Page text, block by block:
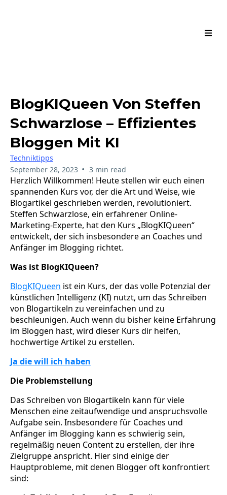
BlogKIQueen Von Steffen
Schwarzlose – Effizientes
Bloggen Mit KI
Techniktipps
September 28, 2023 • 3 min read
Herzlich Willkommen! Heute stellen wir euch einen
spannenden Kurs vor, der die Art und Weise, wie
Blogartikel geschrieben werden, revolutioniert.
Steffen Schwarzlose, ein erfahrener Online-
Marketing-Experte, hat den Kurs „BlogKIQueen“
entwickelt, der sich insbesondere an Coaches und
Anfänger im Blogging richtet.
Was ist BlogKIQueen?
BlogKIQueen ist ein Kurs, der das volle Potenzial der
künstlichen Intelligenz (KI) nutzt, um das Schreiben
von Blogartikeln zu vereinfachen und zu
beschleunigen. Auch wenn du bisher keine Erfahrung
im Bloggen hast, wird dieser Kurs dir helfen,
hochwertige Artikel zu erstellen.
Ja die will ich haben
Die Problemstellung
Das Schreiben von Blogartikeln kann für viele
Menschen eine zeitaufwendige und anspruchsvolle
Aufgabe sein. Insbesondere für Coaches und
Anfänger im Blogging kann es schwierig sein,
regelmäßig neuen Content zu erstellen, der ihre
Zielgruppe anspricht. Hier sind einige der
Hauptprobleme, mit denen Blogger oft konfrontiert
sind: